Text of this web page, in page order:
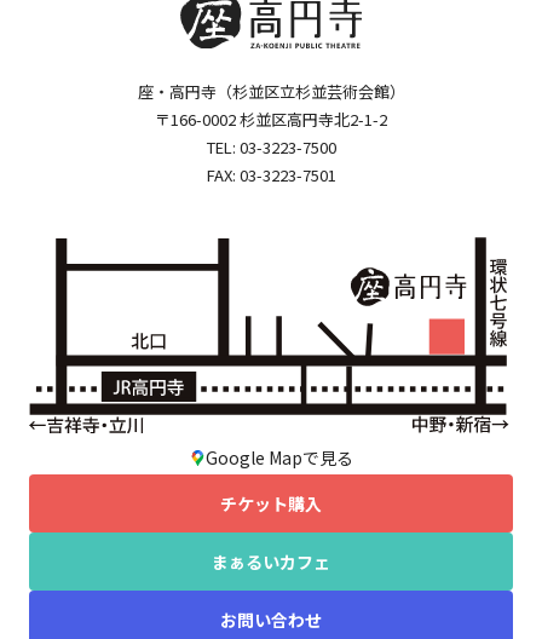
座・高円寺（杉並区立杉並芸術会館）
〒166-0002 杉並区高円寺北2-1-2
TEL: 03-3223-7500
FAX: 03-3223-7501
Google Mapで見る
チケット購入
まぁるいカフェ
お問い合わせ